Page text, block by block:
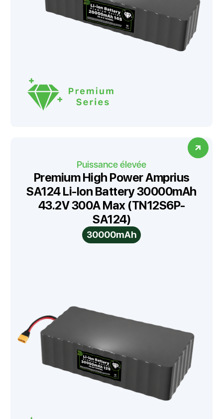
Puissance élevée
Premium High Power Amprius
SA124 Li-Ion Battery 30000mAh
43.2V 300A Max (TN12S6P-
SA124)
30000mAh